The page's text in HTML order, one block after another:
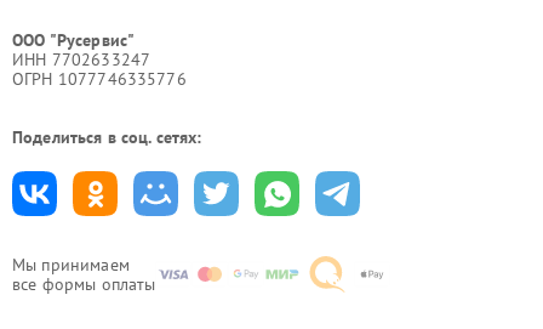
Мы принимаем
все формы оплаты
ООО "Русервис"
ИНН 7702633247
ОГРН 1077746335776
Поделиться в соц. сетях: